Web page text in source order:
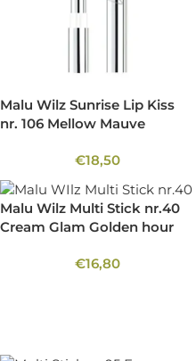
Malu Wilz Sunrise Lip Kiss
nr. 106 Mellow Mauve
€18,50
Malu Wilz Multi Stick nr.40
Cream Glam Golden hour
€16,80